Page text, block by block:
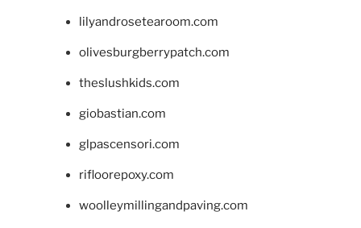
lilyandrosetearoom.com
olivesburgberrypatch.com
theslushkids.com
giobastian.com
glpascensori.com
rifloorepoxy.com
woolleymillingandpaving.com